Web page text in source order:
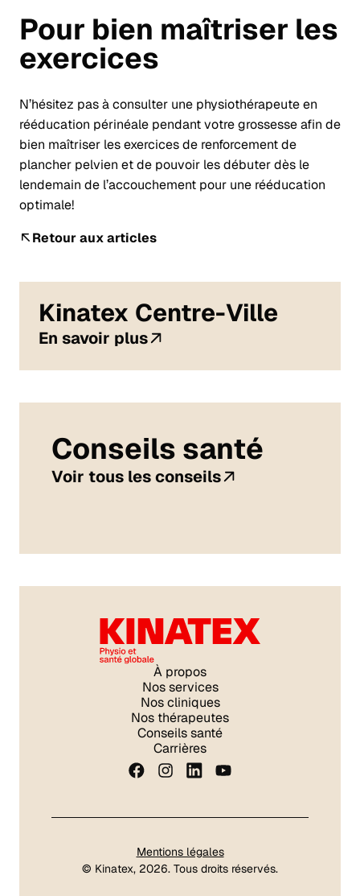
Pour bien maîtriser les
exercices
N’hésitez pas à consulter une physiothérapeute en
rééducation périnéale pendant votre grossesse afin de
bien maîtriser les exercices de renforcement de
plancher pelvien et de pouvoir les débuter dès le
lendemain de l’accouchement pour une rééducation
optimale!
Retour aux articles
Kinatex Centre-Ville
En savoir plus
Conseils santé
Voir tous les conseils
À propos
Nos services
Nos cliniques
Nos thérapeutes
Conseils santé
Carrières
Mentions légales
© Kinatex, 2026. Tous droits réservés.